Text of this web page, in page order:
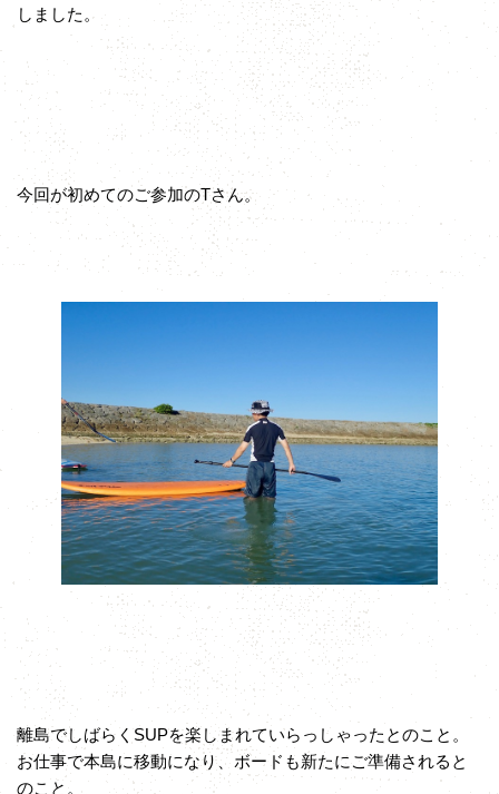
しました。
今回が初めてのご参加のTさん。
離島でしばらくSUPを楽しまれていらっしゃったとのこと。
お仕事で本島に移動になり、ボードも新たにご準備されると
のこと。